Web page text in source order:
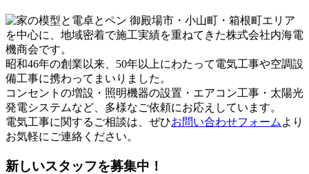
御殿場市・小山町・箱根町エリア
を中心に、地域密着で施工実績を重ねてきた株式会社内海電
機商会です。
昭和46年の創業以来、50年以上にわたって電気工事や空調設
備工事に携わってまいりました。
コンセントの増設・照明機器の設置・エアコン工事・太陽光
発電システムなど、多様なご依頼にお応えしています。
電気工事に関するご相談は、ぜひお問い合わせフォーム より
お気軽にご連絡ください。
新しいスタッフを募集中！